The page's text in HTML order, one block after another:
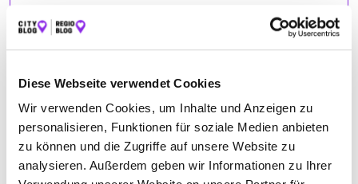
Diese Webseite verwendet Cookies
Wir verwenden Cookies, um Inhalte und Anzeigen zu
personalisieren, Funktionen für soziale Medien anbieten
zu können und die Zugriffe auf unsere Website zu
analysieren. Außerdem geben wir Informationen zu Ihrer
rudolf-gorges-pietaet.weblocator.de
ÖFFNUNGSZEITEN
Montag
00:00 - 24:00
Dienstag
00:00 - 24:00
Mittwoch
00:00 - 24:00